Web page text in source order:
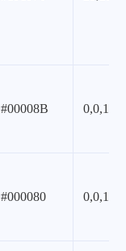
#00008B 0,0,139
#000080 0,0,128